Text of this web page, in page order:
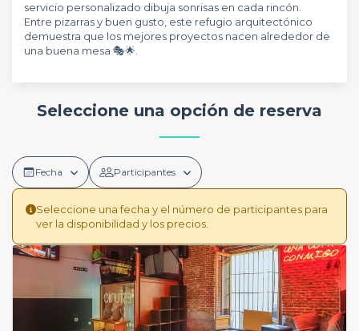
servicio personalizado dibuja sonrisas en cada rincón.
Entre pizarras y buen gusto, este refugio arquitectónico
demuestra que los mejores proyectos nacen alrededor de
una buena mesa 🎭🌟.
Seleccione una opción de reserva
Fecha Participantes
Seleccione una fecha y el número de participantes para
ver la disponibilidad y los precios.